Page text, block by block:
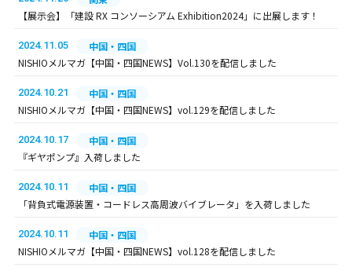
【展示会】「建設 RX コンソーシアム Exhibition2024」に出展します！
2024.11.05
中国・四国
NISHIOメルマガ【中国・四国NEWS】Vol.130を配信しました
2024.10.21
中国・四国
NISHIOメルマガ【中国・四国NEWS】vol.129を配信しました
2024.10.17
中国・四国
『ギヤポンプ』入荷しました
2024.10.11
中国・四国
「背負式電源装置・コードレス高周波バイブレータ」を入荷しました
2024.10.11
中国・四国
NISHIOメルマガ【中国・四国NEWS】vol.128を配信しました